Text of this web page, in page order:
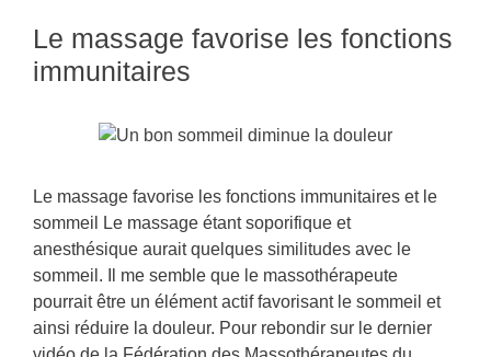
Le massage favorise les fonctions
immunitaires
Le massage favorise les fonctions immunitaires et le
sommeil Le massage étant soporifique et
anesthésique aurait quelques similitudes avec le
sommeil. Il me semble que le massothérapeute
pourrait être un élément actif favorisant le sommeil et
ainsi réduire la douleur. Pour rebondir sur le dernier